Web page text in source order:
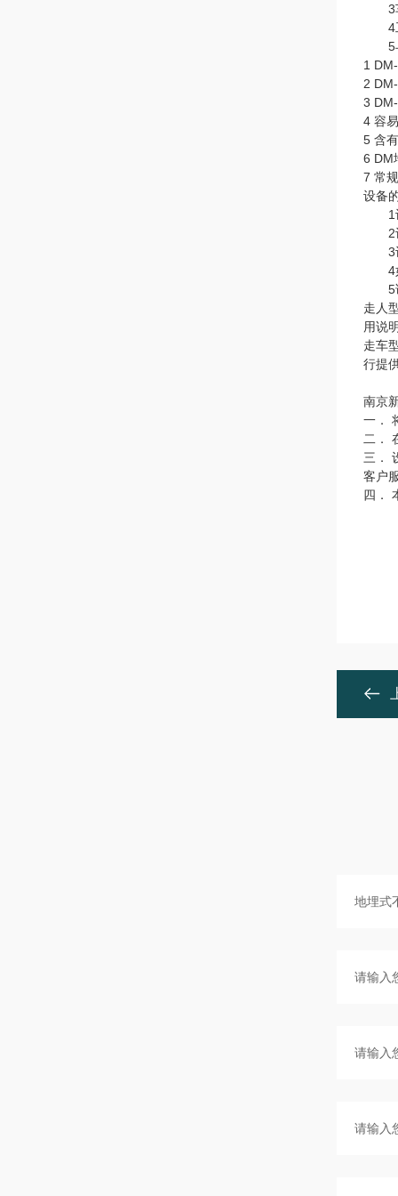
3车
4工
5与
1
2
3
4 容
5 含
6 DM
7 常
设备
1设
2设
3设
4如
5该
走人
用说
走车
行提
南京
一．
二．
三．
客户
四．